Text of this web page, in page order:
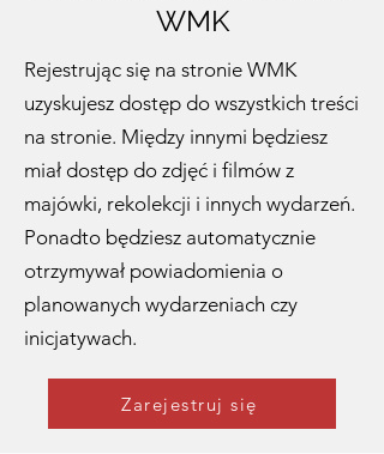
WMK
Rejestrując się na stronie WMK
uzyskujesz dostęp do wszystkich treści
na stronie. Między innymi będziesz
miał dostęp do zdjęć i filmów z
majówki, rekolekcji i innych wydarzeń.
Ponadto będziesz automatycznie
otrzymywał powiadomienia o
planowanych wydarzeniach czy
inicjatywach.
Zarejestruj się